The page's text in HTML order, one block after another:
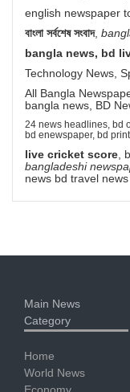
english newspaper
বাংলা সর্বশেষ সংবাদ,
bangla news, bd
Technology News,
All Bangla
bangla news, BD
24 news headlines, bd
bd enewspaper, bd
live cricket score ,
bangladeshi
news bd travel
Main News
Category
Home
World News
Economy